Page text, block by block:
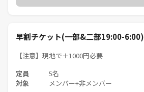
早割チケット(一部&二部19:00-6:00)
【注意】現地で＋1000円必要
定員 5名
対象 メンバー+非メンバー